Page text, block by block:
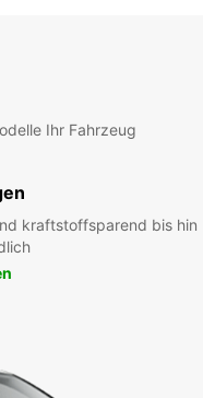
Ihr Fahrzeug
kraftstoffsparend bis hin